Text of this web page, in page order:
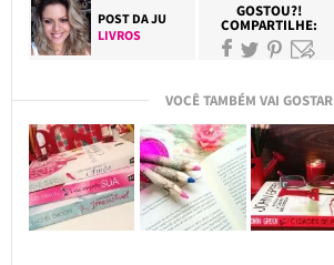
POST DAJU
LIVROS
GOSTOU?!
COMPARTILHE:
VOCÊ TAMBÉM VAI GOSTAR